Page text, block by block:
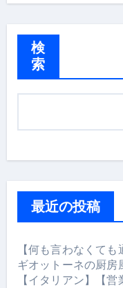
検
索
最近の投稿
【何も言わなくて
ギオットーネの厨房
【イタリアン】【営